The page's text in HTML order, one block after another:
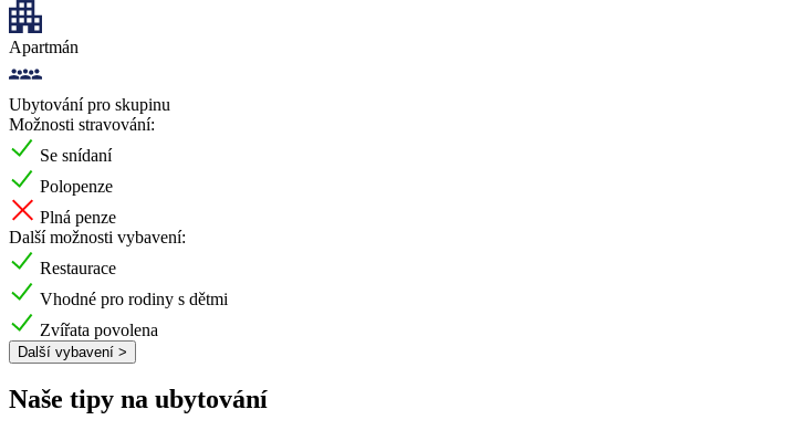
Apartmán
Ubytování pro skupinu
Možnosti stravování:
Se snídaní
Polopenze
Plná penze
Další možnosti vybavení:
Restaurace
Vhodné pro rodiny s dětmi
Zvířata povolena
Další vybavení >
Naše tipy na ubytování